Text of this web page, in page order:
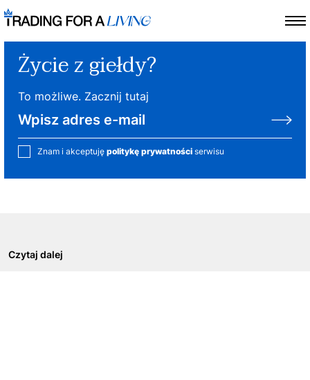
Życie z giełdy?
To możliwe. Zacznij tutaj
Znam i akceptuję politykę prywatności serwisu
Czytaj dalej